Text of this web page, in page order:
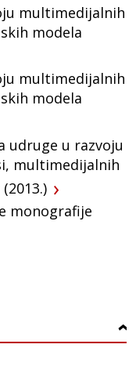
multimedijalnih
modela
multimedijalnih
modela
udruge u razvoju
multimedijalnih
monografije
›